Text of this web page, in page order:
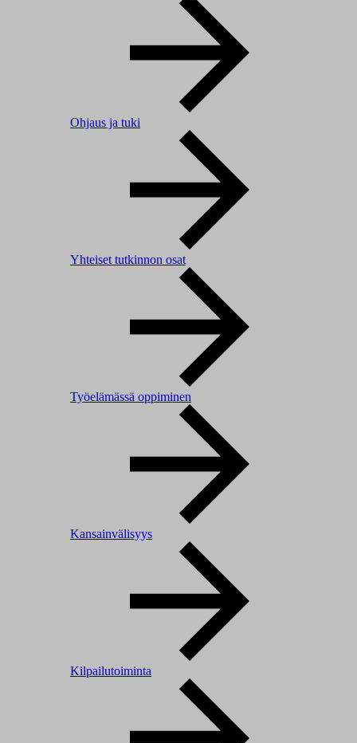
Ohjaus ja tuki
Yhteiset tutkinnon osat
Työelämässä oppiminen
Kansainvälisyys
Kilpailutoiminta